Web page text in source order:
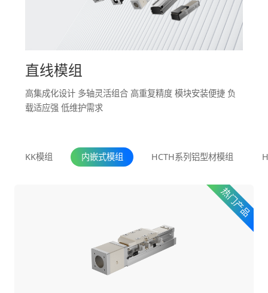
直线模组
高集成化设计 多轴灵活组合 高重复精度 模块安装便捷 负
载适应强 低维护需求
KK模组 内嵌式模组 HCTH系列铝型材模组